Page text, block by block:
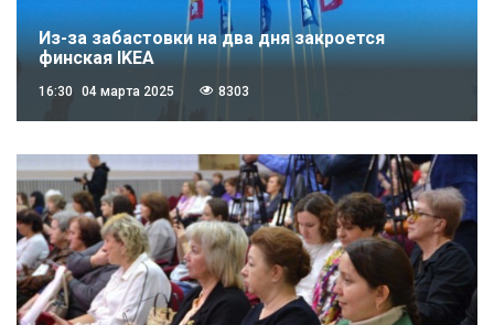
Из-за забастовки на два дня закроется
финская IKEA
16:30 04 марта 2025 8303